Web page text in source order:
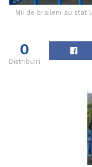
Mii de braileni au stat
0
Distribuiri